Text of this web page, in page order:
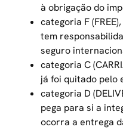
à obrigação do
categoria F
tem
seguro
categoria C
já foi quitado pelo
categoria D
pega para si a
ocorra a entrega